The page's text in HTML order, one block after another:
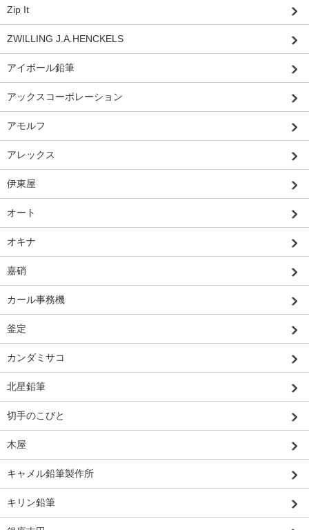
Zip It
ZWILLING J.A.HENCKELS
アイボール鉛筆
アックスコーポレーション
アモルフ
アレックス
伊東屋
オート
オキナ
嘉硝
カール事務機
釜定
カンダミサコ
北星鉛筆
切手のこびと
木屋
キャメル鉛筆製作所
キリン鉛筆